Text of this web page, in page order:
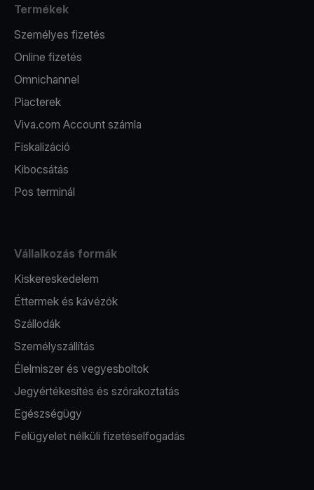
Termékek
Személyes fizetés
Online fizetés
Omnichannel
Piacterek
Viva.com Account számla
Fiskalizáció
Kibocsátás
Pos terminál
Vállalkozás formák
Kiskereskedelem
Éttermek és kávézók
Szállodák
Személyszállítás
Élelmiszer és vegyesboltok
Jegyértékesítés és szórakoztatás
Egészségügy
Felügyelet nélküli fizetéselfogadás